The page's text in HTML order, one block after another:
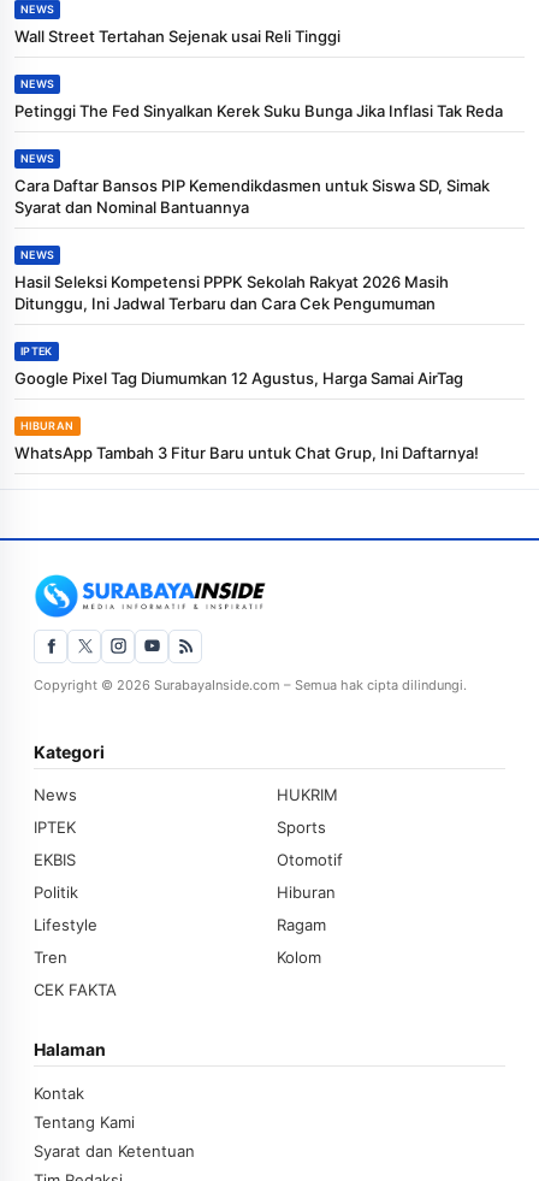
NEWS
Wall Street Tertahan Sejenak usai Reli Tinggi
NEWS
Petinggi The Fed Sinyalkan Kerek Suku Bunga Jika Inflasi Tak Reda
NEWS
Cara Daftar Bansos PIP Kemendikdasmen untuk Siswa SD, Simak
Syarat dan Nominal Bantuannya
NEWS
Hasil Seleksi Kompetensi PPPK Sekolah Rakyat 2026 Masih
Ditunggu, Ini Jadwal Terbaru dan Cara Cek Pengumuman
IPTEK
Google Pixel Tag Diumumkan 12 Agustus, Harga Samai AirTag
HIBURAN
WhatsApp Tambah 3 Fitur Baru untuk Chat Grup, Ini Daftarnya!
Copyright © 2026 SurabayaInside.com – Semua hak cipta dilindungi.
Kategori
News
HUKRIM
IPTEK
Sports
EKBIS
Otomotif
Politik
Hiburan
Lifestyle
Ragam
Tren
Kolom
CEK FAKTA
Halaman
Kontak
Tentang Kami
Syarat dan Ketentuan